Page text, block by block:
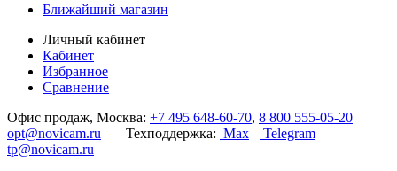
Ближайший магазин
Личный кабинет
Кабинет
Избранное
Сравнение
Офис продаж, Москва: +7 495 648-60-70, 8 800 555-05-20
opt@novicam.ru Техподдержка: Max
Telegram
tp@novicam.ru